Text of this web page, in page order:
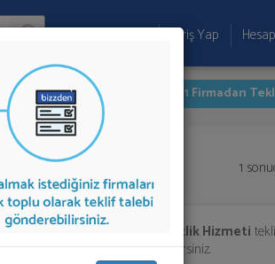
Firma Ekle Giriş Yap
İlk 1 Firmadan
1
İnşaat Sonrası Temizlik Hizmeti
talebinizi firmalara aktarabilirsiniz.